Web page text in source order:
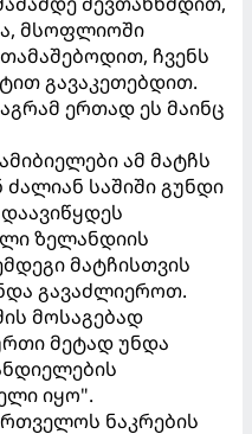
მსოფლიოში
ჩვენს
გავაკეთებდით.
ერთად ეს მაინც
ამ მატჩს
ძალიან საშიში გუნდი
ზელანდიის
მატჩისთვის
გავაძლიეროთ.
მოსაგებად
მეტად უნდა
იყო".
ნაკრების